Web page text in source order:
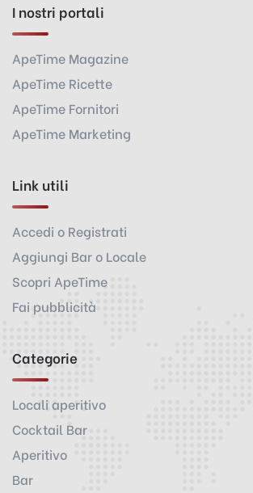
I nostri portali
ApeTime Magazine
ApeTime Ricette
ApeTime Fornitori
ApeTime Marketing
Link utili
Accedi o Registrati
Aggiungi Bar o Locale
Scopri ApeTime
Fai pubblicità
Categorie
Locali aperitivo
Cocktail Bar
Aperitivo
Bar